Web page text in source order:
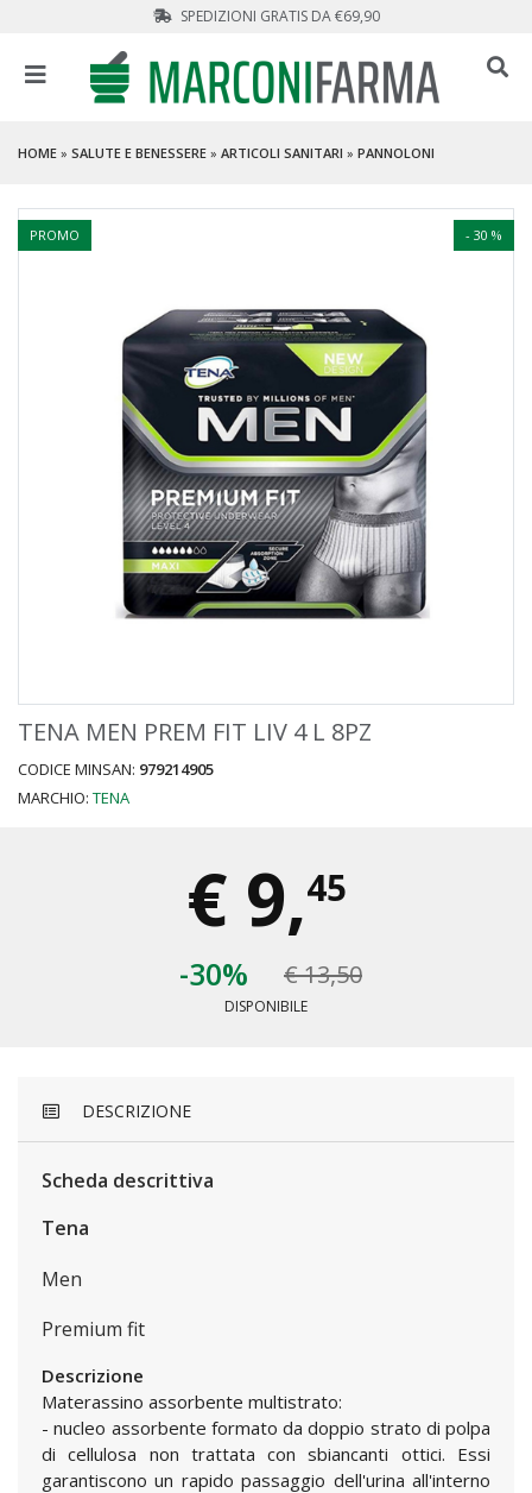
SPEDIZIONI GRATIS DA €69,90
HOME » SALUTE E BENESSERE » ARTICOLI SANITARI » PANNOLONI
- 30 %
PROMO
TENA MEN PREM FIT LIV 4 L 8PZ
CODICE MINSAN: 979214905
MARCHIO: TENA
€ 9,45
-30% € 13,50
DISPONIBILE
DESCRIZIONE
Scheda descrittiva
Tena
Men
Premium fit
Descrizione
Materassino assorbente multistrato:
- nucleo assorbente formato da doppio strato di polpa
di cellulosa non trattata con sbiancanti ottici. Essi
garantiscono un rapido passaggio dell'urina all'interno